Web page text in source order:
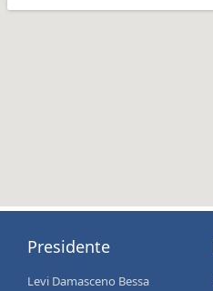
Presidente
Levi Damasceno Bessa